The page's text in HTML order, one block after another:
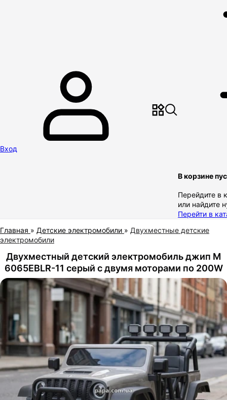
Вход
В корзине
Перейдите в
или найдите
Перейти в
Главная » Детские электромобили » Двухместные детские
электромобили
Двухместный детский электромобиль джип M
6065EBLR-11 серый с двумя моторами по 200W